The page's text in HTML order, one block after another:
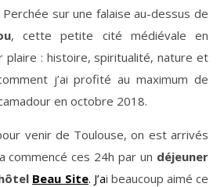
sur une falaise au-dessus de
, cette petite cité médiévale en
plaire : histoire, spiritualité, nature et
j’ai profité au maximum de
en octobre 2018.
venir de Toulouse, on est arrivés
commencé ces 24h par un déjeuner
Beau Site. J’ai beaucoup aimé ce